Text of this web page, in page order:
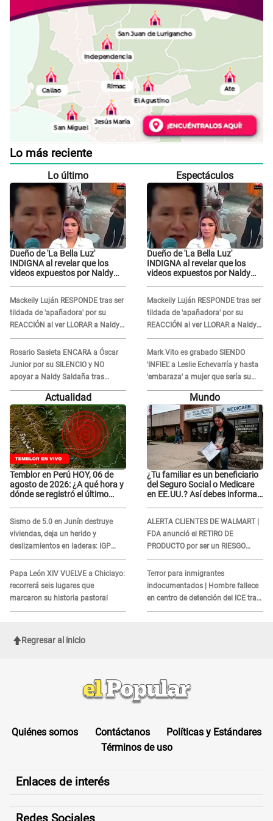
Lo más reciente
Lo último
Dueño de 'La Bella Luz'
INDIGNA al revelar que los
videos expuestos por Naldy
visitas..."
Mackeily Luján RESPONDE tras ser
tildada de 'apañadora' por su
REACCIÓN al ver LLORAR a Naldy
Saldaña tras acoso: "No sabía la
magnitud"
Rosario Sasieta ENCARA a Óscar
Junior por su SILENCIO y NO
apoyar a Naldy Saldaña tras
denuncia en 'La Bella Luz': "¿Te
comieron la lengua?"
Espectáculos
Dueño de 'La Bella Luz'
INDIGNA al revelar que los
videos expuestos por Naldy
visitas..."
Mackeily Luján RESPONDE tras ser
tildada de 'apañadora' por su
REACCIÓN al ver LLORAR a Naldy
Saldaña tras acoso: "No sabía la
magnitud"
Mark Vito es grabado SIENDO
'INFIEL' a Leslie Echevarría y hasta
'embaraza' a mujer que sería su
AMANTE: "¡Eres un desgraciado! "
Actualidad
Temblor en Perú HOY, 06 de
agosto de 2026: ¿A qué hora y
dónde se registró el último
Sismo de 5.0 en Junín destruye
viviendas, deja un herido y
deslizamientos en laderas: IGP
alerta sobre posibles réplicas
Papa León XIV VUELVE a Chiclayo:
recorrerá seis lugares que
marcaron su historia pastoral
Mundo
¿Tu familiar es un beneficiario
del Seguro Social o Medicare
en EE.UU.? Así debes informar
ALERTA CLIENTES DE WALMART |
FDA anunció el RETIRO DE
PRODUCTO por ser un RIESGO
MORTAL para consumidores: ¿Cuál
es?
Terror para inmigrantes
indocumentados | Hombre fallece
en centro de detención del ICE tras
sufrir una "emergencia médica"
Regresar al inicio
Quiénes somos Contáctanos
Políticas y Estándares
Términos de uso
Enlaces de interés